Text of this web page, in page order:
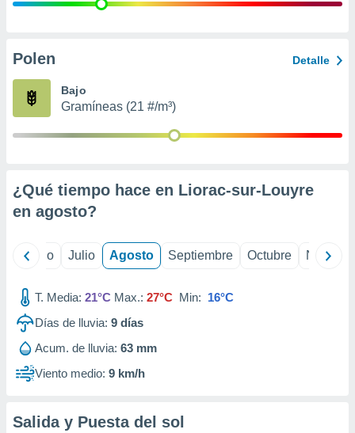
e
publicidad
Polen Detalle
Bajo
Gramíneas (21 #/m³)
¿Qué tiempo hace en Liorac-sur-Louyre
en agosto?
Junio Julio Agosto Septiembre Octubre
T. Media: 21°C Max.: 27°C Min: 16°C
Días de lluvia: 9 días
Acum. de lluvia: 63 mm
Viento medio: 9 km/h
Salida y Puesta del sol